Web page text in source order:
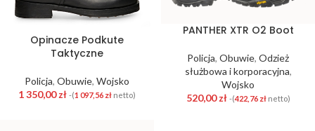
Opinacze Podkute
Taktyczne
Policja, Obuwie, Wojsko
1 350,00zł -(1 097,56 zł netto)
PANTHER XTR O2 Boot
Policja, Obuwie, Odzież
służbowa i korporacyjna,
Wojsko
520,00zł -(422,76 złnetto)